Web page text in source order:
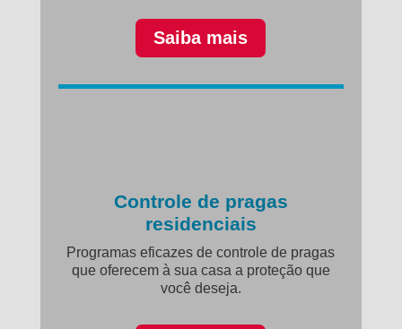
Saiba mais
Controle de pragas
residenciais
Programas eficazes de controle de pragas
que oferecem à sua casa a proteção que
você deseja.